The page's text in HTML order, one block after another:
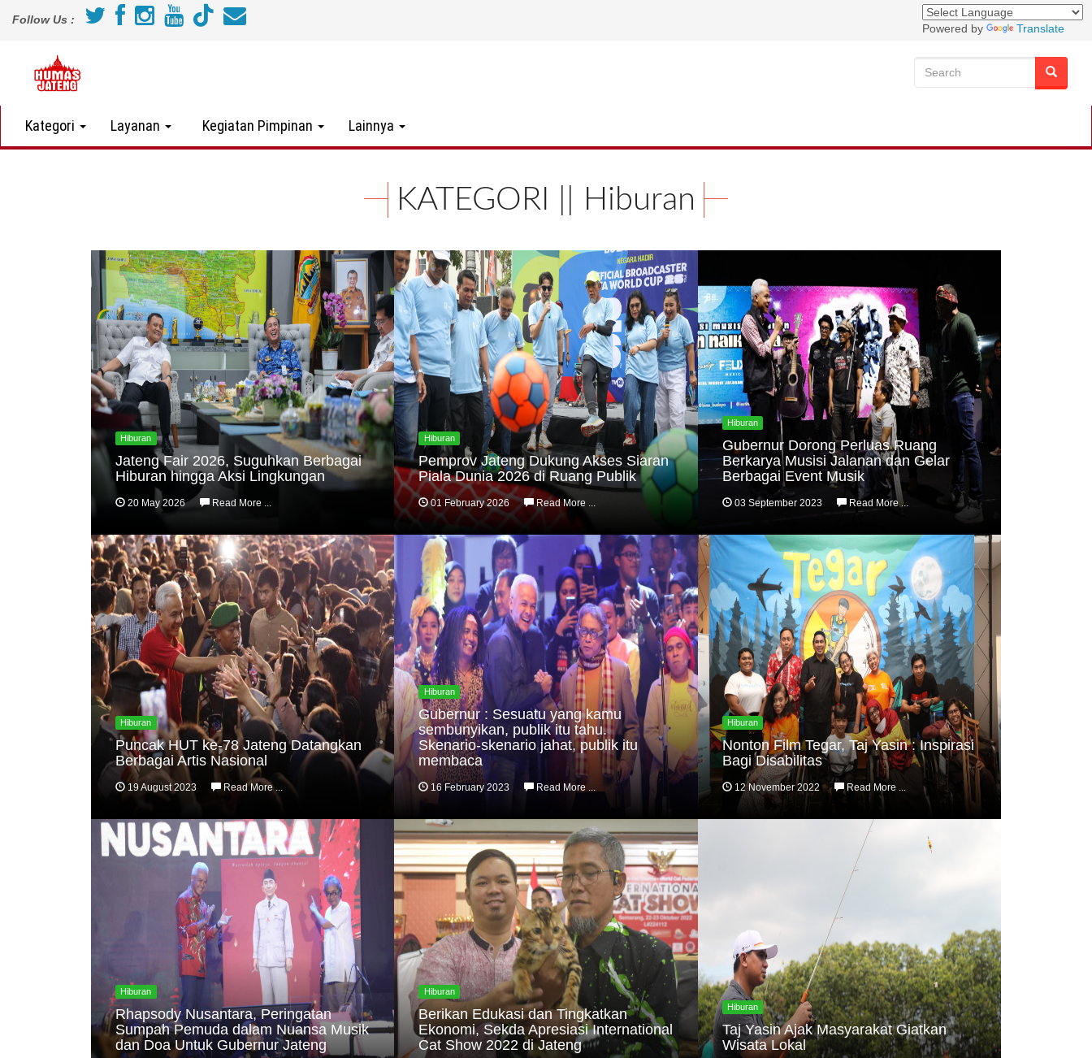
Follow Us :
Powered by Translate
Kategori Layanan Kegiatan Pimpinan Lainnya
KATEGORI || Hiburan
Hiburan
Jateng Fair 2026, Suguhkan Berbagai
Hiburan hingga Aksi Lingkungan
20 May 2026 Read More ...
Hiburan
Pemprov Jateng Dukung Akses Siaran
Piala Dunia 2026 di Ruang Publik
01 February 2026 Read More ...
Hiburan
Gubernur Dorong Perluas Ruang
Berkarya Musisi Jalanan dan Gelar
Berbagai Event Musik
03 September 2023 Read More ...
Hiburan
Puncak HUT ke-78 Jateng Datangkan
Berbagai Artis Nasional
19 August 2023 Read More ...
Hiburan
Gubernur : Sesuatu yang kamu
sembunyikan, publik itu tahu.
Skenario-skenario jahat, publik itu
membaca
16 February 2023 Read More ...
Hiburan
Nonton Film Tegar, Taj Yasin : Inspirasi
Bagi Disabilitas
12 November 2022 Read More ...
Hiburan
Rhapsody Nusantara, Peringatan
Sumpah Pemuda dalam Nuansa Musik
dan Doa Untuk Gubernur Jateng
Hiburan
Berikan Edukasi dan Tingkatkan
Ekonomi, Sekda Apresiasi International
Cat Show 2022 di Jateng
Hiburan
Taj Yasin Ajak Masyarakat Giatkan
Wisata Lokal